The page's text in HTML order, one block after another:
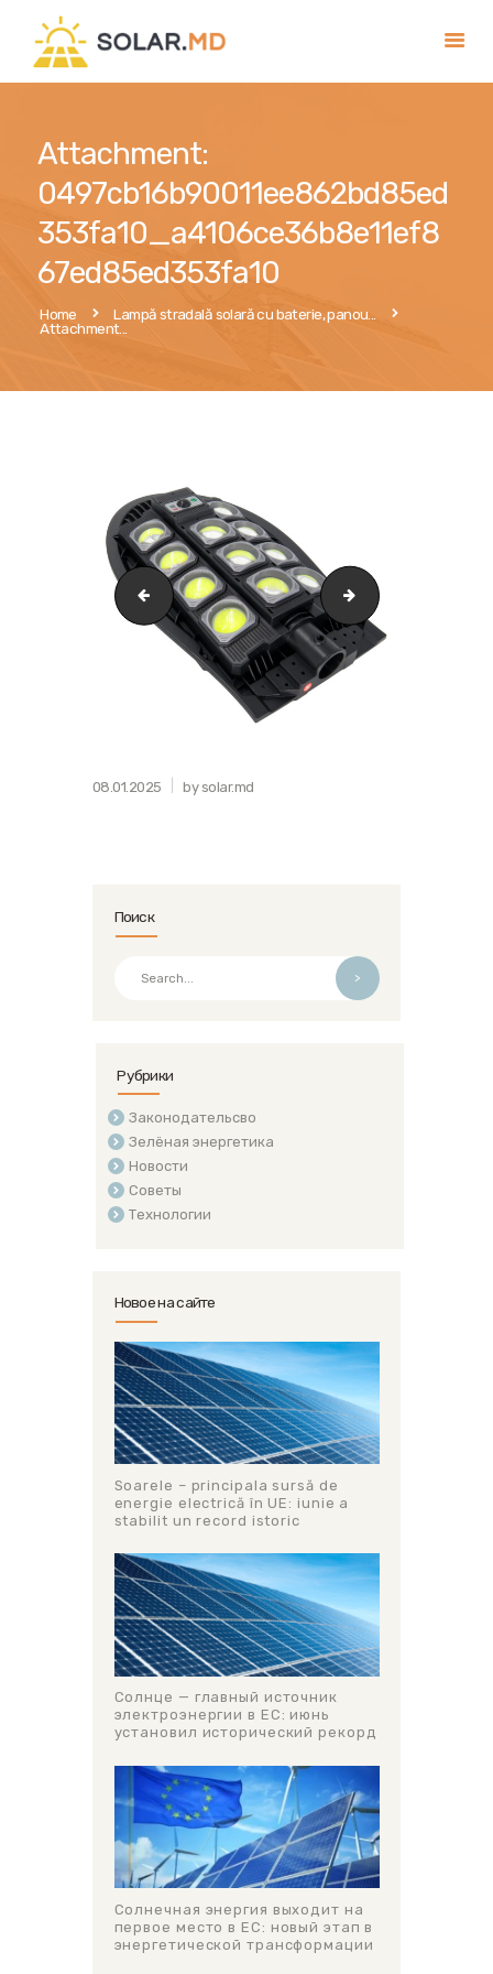
Attachment:
0497cb16b90011ee862bd85ed
353fa10_a4106ce36b8e11ef8
67ed85ed353fa10
Home
Lampă stradală solară cu baterie, panou...
Attachment...
Главная
Услуги
Магазин
Публикации
Контакты
Румынский
08.01.2025 by solar.md
Поиск
>
Рубрики
Законодательсво
Зелёная энергетика
Новости
Советы
Технологии
Новое на сайте
Soarele – principala sursă de
energie electrică în UE: iunie a
stabilit un record istoric
Солнце — главный источник
электроэнергии в ЕС: июнь
установил исторический рекорд
Солнечная энергия выходит на
первое место в ЕС: новый этап в
энергетической трансформации